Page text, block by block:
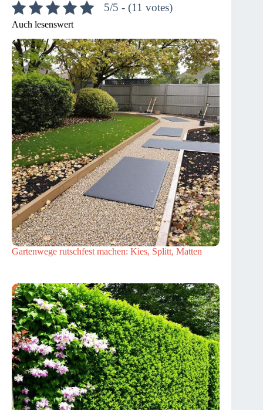
5/5 - (11 votes)
Auch lesenswert
Gartenwege rutschfest machen: Kies, Splitt, Matten